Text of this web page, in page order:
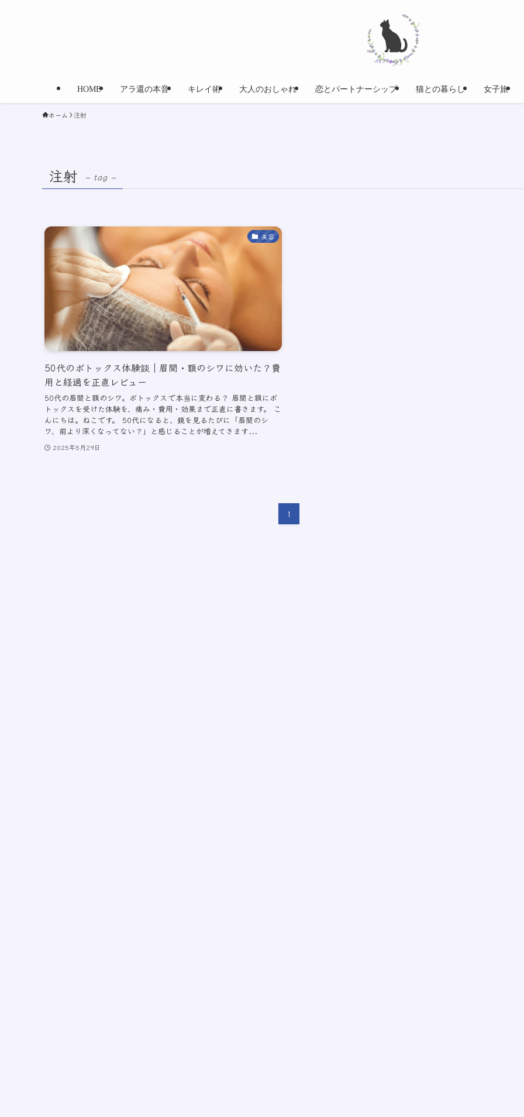
HOME アラ還の本音 キレイ術 大人のおしゃれ 恋とパートナーシップ 猫との暮らし 女子旅
ホーム 注射
注射 – tag –
美容
50代のボトックス体験談｜眉間・額のシワに効いた？費
用と経過を正直レビュー
50代の眉間と額のシワ。ボトックスで本当に変わる？ 眉間と額にボ
トックスを受けた体験を、痛み・費用・効果まで正直に書きます。 こ
んにちは。ねこです。 50代になると、鏡を見るたびに「眉間のシ
ワ、前より深くなってない？」と感じることが増えてきます...
2025年5月29日
1